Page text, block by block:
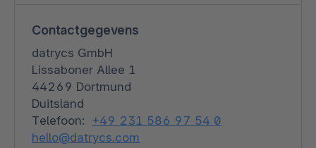
Contactgegevens
datrycs GmbH
Lissaboner Allee 1
44269 Dortmund
Duitsland
Telefoon: +49 231 586 97 54 0
hello@datrycs.com